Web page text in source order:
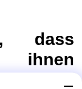
dass